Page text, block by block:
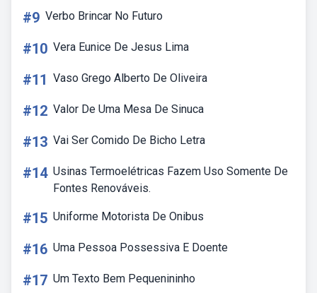
#9 Verbo Brincar No Futuro
#10 Vera Eunice De Jesus Lima
#11 Vaso Grego Alberto De Oliveira
#12 Valor De Uma Mesa De Sinuca
#13 Vai Ser Comido De Bicho Letra
#14 Usinas Termoelétricas Fazem Uso Somente De
Fontes Renováveis.
#15 Uniforme Motorista De Onibus
#16 Uma Pessoa Possessiva E Doente
#17 Um Texto Bem Pequenininho